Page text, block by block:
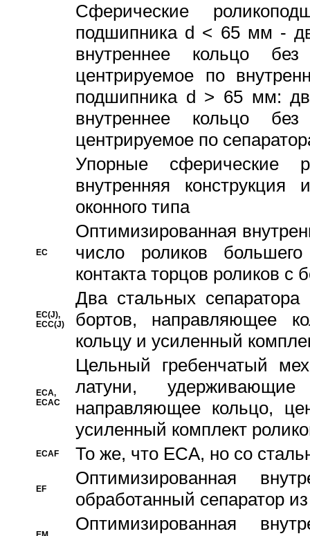
Сферические
подшипника d < 65 мм -
внутреннее кольцо
центрируемое по
подшипника d > 65 мм:
внутреннее кольцо
центрируемое по
Упорные сферические
внутренняя
оконного типа
EC
Oптимизированная
число роликов
контакта торцов роликов с
EC(J),
ECC(J)
Два стальных сепаратора
бортов, направляющее
кольцу и усиленный
ECA,
ECAC
Цельный гребенчатый
латуни,
направляющее кольцо,
усиленный комплект
ECAF То же, что ECA, но со
EF
Оптимизированная
обработанный сепаратор
Оптимизированная